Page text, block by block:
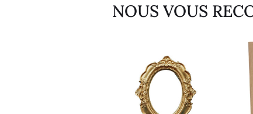
NOUS VOUS